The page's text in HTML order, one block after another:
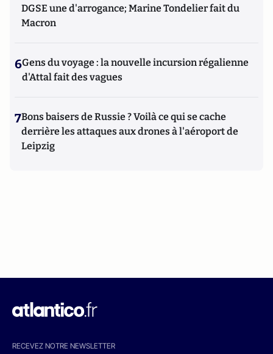
DGSE une d'arrogance; Marine Tondelier fait du
Macron
6Gens du voyage : la nouvelle incursion régalienne
d'Attal fait des vagues
7Bons baisers de Russie ? Voilà ce qui se cache
derrière les attaques aux drones à l'aéroport de
Leipzig
RECEVEZ NOTRE NEWSLETTER